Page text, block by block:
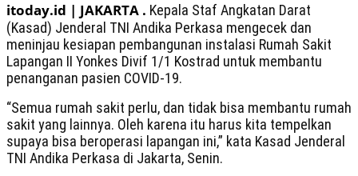
itoday.id | JAKARTA . Kepala Staf Angkatan Darat
(Kasad) Jenderal TNI Andika Perkasa mengecek dan
meninjau kesiapan pembangunan instalasi Rumah Sakit
Lapangan II Yonkes Divif 1/1 Kostrad untuk membantu
penanganan pasien COVID-19.
“Semua rumah sakit perlu, dan tidak bisa membantu rumah
sakit yang lainnya. Oleh karena itu harus kita tempelkan
supaya bisa beroperasi lapangan ini,” kata Kasad Jenderal
TNI Andika Perkasa di Jakarta, Senin.